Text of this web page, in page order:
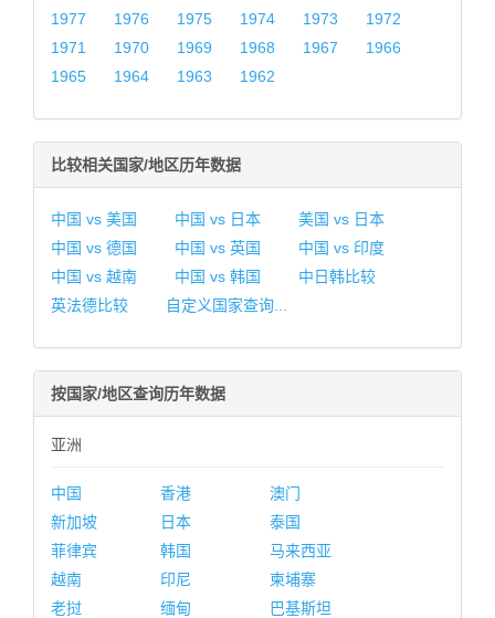
1977
1976 1975 1974 1973
1972
1971
1970 1969 1968 1967
1966
1965
1964 1963 1962
比较相关国家/地区历年数据
中国 vs 美国 中国 vs 日本
美国 vs 日本
中国 vs 德国
中国 vs 英国
中国 vs 印度
中国 vs 越南
中国 vs 韩国
中日韩比较
英法德比较
自定义国家查询...
按国家/地区查询历年数据
亚洲
中国 香港
澳门
新加坡
日本
泰国
菲律宾
韩国
马来西亚
越南
印尼
柬埔寨
老挝
缅甸
巴基斯坦